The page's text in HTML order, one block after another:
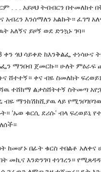
. . . አይዞህ ትብብርን በተመለከተ
አብረን እንሰማለን አልኩት። ፈገግ
አለኝና ይዞኝ ወደ ድንኳኑ ገባ።
ጎህ ሳይቀድ ከእንቅልፌ ተነሳሁና
ማንበብ ጀመርኩ። ሁለት ምዕራፍ
ሸተተኝ። ቀና ብዬ ስመለከት
ተሸክማ ልታስሸትተኝ ስትመጣ
ብዬ ማንከሽከሺያዉ ላይ
‘ኡወ ቁርሲ ደሪሱ’ ብላ ፍረወይኒ
ከመሆኑ በፊት ቁርስ ተበልቶ አለቀና
መኪና እንድንገባ ተነገረን።